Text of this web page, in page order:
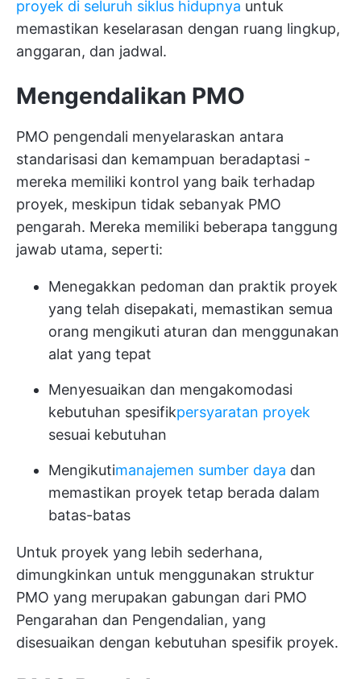
proyek di seluruh siklus hidupnya untuk
memastikan keselarasan dengan ruang lingkup,
anggaran, dan jadwal.
Mengendalikan PMO
PMO pengendali menyelaraskan antara
standarisasi dan kemampuan beradaptasi -
mereka memiliki kontrol yang baik terhadap
proyek, meskipun tidak sebanyak PMO
pengarah. Mereka memiliki beberapa tanggung
jawab utama, seperti:
Menegakkan pedoman dan praktik proyek
yang telah disepakati, memastikan semua
orang mengikuti aturan dan menggunakan
alat yang tepat
Menyesuaikan dan mengakomodasi
kebutuhan spesifikpersyaratan proyek
sesuai kebutuhan
Mengikutimanajemen sumber daya dan
memastikan proyek tetap berada dalam
batas-batas
Untuk proyek yang lebih sederhana,
dimungkinkan untuk menggunakan struktur
PMO yang merupakan gabungan dari PMO
Pengarahan dan Pengendalian, yang
disesuaikan dengan kebutuhan spesifik proyek.